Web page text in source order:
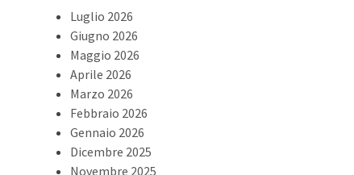
Luglio 2026
Giugno 2026
Maggio 2026
Aprile 2026
Marzo 2026
Febbraio 2026
Gennaio 2026
Dicembre 2025
Novembre 2025